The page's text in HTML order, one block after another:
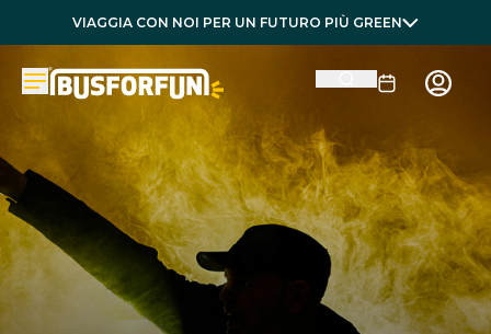
VIAGGIA CON NOI PER UN FUTURO PIÙ GREEN